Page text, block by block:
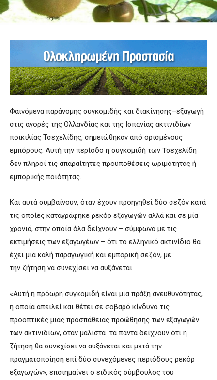
Φαινόμενα παράνομης συγκομιδής και διακίνησης–εξαγωγή
στις αγορές της Ολλανδίας και της Ισπανίας ακτινιδίων
ποικιλίας Τσεχελίδης, σημειώθηκαν από ορισμένους
εμπόρους. Αυτή την περίοδο η συγκομιδή των Τσεχελίδη
δεν πληροί τις απαραίτητες προϋποθέσεις ωριμότητας ή
εμπορικής ποιότητας.
Και αυτά συμβαίνουν, όταν έχουν προηγηθεί δύο σεζόν κατά
τις οποίες καταγράφηκε ρεκόρ εξαγωγών αλλά και σε μία
χρονιά, στην οποία όλα δείχνουν – σύμφωνα με τις
εκτιμήσεις των εξαγωγέων – ότι το ελληνικό ακτινίδιο θα
έχει μία καλή παραγωγική και εμπορική σεζόν, με
την ζήτηση να συνεχίσει να αυξάνεται.
«Αυτή η πρόωρη συγκομιδή είναι μια πράξη ανευθυνότητας,
η οποία απειλεί και θέτει σε σοβαρό κίνδυνο τις
προοπτικές μιας προσπάθειας προώθησης των εξαγωγών
των ακτινιδίων, όταν μάλιστα τα πάντα δείχνουν ότι η
ζήτηση θα συνεχίσει να αυξάνεται και μετά την
πραγματοποίηση επί δύο συνεχόμενες περιόδους ρεκόρ
εξαγωγών», επσιημαίνει ο ειδικός σύμβουλος του